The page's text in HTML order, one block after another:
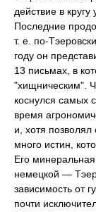
действие в кругу
Последние
т. е. по-
году он
13 письмах, в
"хищническим".
коснулся самых
время
и, хотя
много истин,
Его
немецкой —
зависимость от
почти